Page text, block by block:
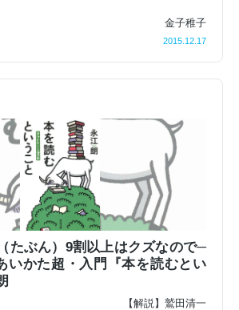
金子稚子
2015.12.17
たぶん）9割以上はクズなので─
いかた超・入門『本を読むとい
【解説】鷲田清一